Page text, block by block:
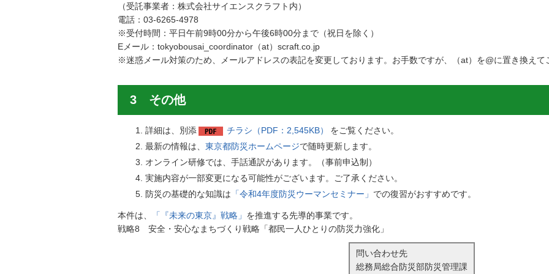
（受託事業者：株式会社サイエンスクラフト内）
電話： 03-6265-4978
※受付時間：平日午前9時00分から午後6時00分まで（祝日を除く）
Eメール：tokyobousai_coordinator（at）scraft.co.jp
※迷惑メール対策のため、メールアドレスの表記を変更しております。お手数ですが、（at）を@に置き換えて
3 その他
詳細は、別添 チラシ（PDF：2,545KB）
をご覧ください。
最新の情報は、 東京都防災ホームページで随時更新します。
オンライン研修では、手話通訳があります。（事前申込制）
実施内容が一部変更になる可能性がございます。ご了承ください。
防災の基礎的な知識は 「令和4年度防災ウーマンセミナー」 での復習がおすすめです。
本件は、 「『未来の東京』戦略」 を推進する先導的事業です。
戦略8 安全・安心なまちづくり戦略「都民一人ひとりの防災力強化」
問い合わせ先
総務局総合防災部防災管理課